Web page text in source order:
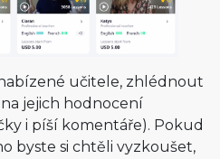
učitele, zhlédnout
jejich hodnocení
i píší komentáře). Pokud
byste si chtěli vyzkoušet,